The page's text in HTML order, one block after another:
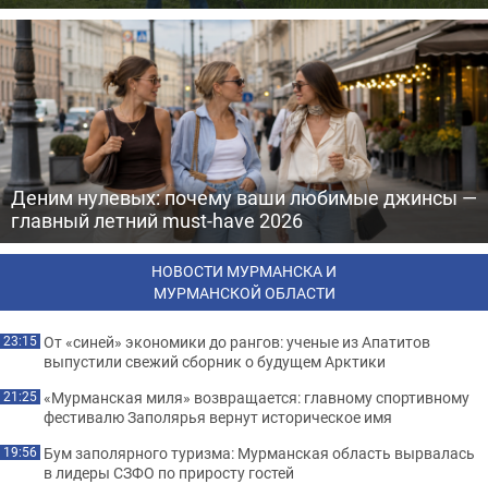
Деним нулевых: почему ваши любимые джинсы —
главный летний must-have 2026
НОВОСТИ МУРМАНСКА И
МУРМАНСКОЙ ОБЛАСТИ
23:15 От «синей» экономики до рангов: ученые из Апатитов
выпустили свежий сборник о будущем Арктики
21:25 «Мурманская миля» возвращается: главному спортивному
фестивалю Заполярья вернут историческое имя
19:56 Бум заполярного туризма: Мурманская область вырвалась
в лидеры СЗФО по приросту гостей